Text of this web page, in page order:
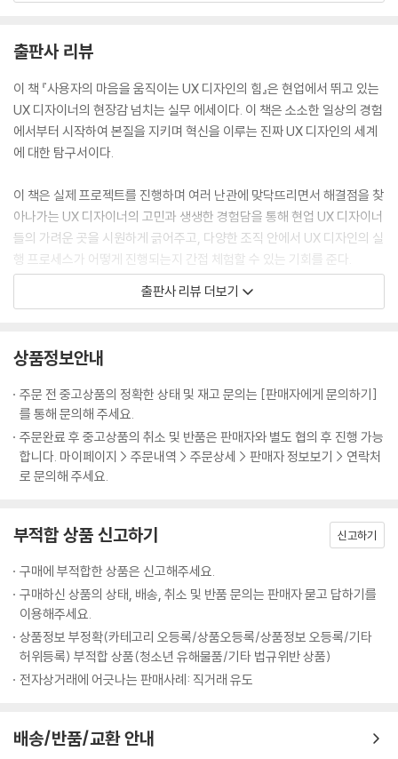
6 직관적 사고와 자극 : 브레인스토밍을 위한 핵심 노하우
8 경험을 디자인한다는 건 결국 라이프 사이클을 설계하는 일
[이것이 UX 디자인이다] 파손율 감소를 가져온 기발한 포장상자
리고 대기업
1 스페셜리스트가 될 것이냐, 제너럴리스트가 될 것이냐
2 프로젝트 매니저가 갖춰야할 리더십
3 3년차, 5년차의 고민과 갈등
4 대박의 꿈과 성공에 대한 압박 : 스타트업
6 글로벌 제품에 대한 자부심, 그리고 전 세계 사용자들의 시선
에필로그 ｜ 경험 디자인을 내 삶에 적용할 때 얻게 되는 것들
이 책에는 내가 실전에서 터득하고 배운 다양한 이야기가 담겨있다. UX 디
자이너의 프로젝트 경험담, 일상에서 발견한 소소한 경험 디자인의 사례
들, 초보 디자이너의 좌충우돌 성장기로, 현업에 있는 디자이너들에게는
가려운 곳을 시원하게 긁어줄 수 있는 이야기를 담아내고자 했다.
또한 디자이너가 아닌 이들에게는 일상 속에 숨어있는 사용자 경험 디자인
라도 필요한 일이다. 이 책을 통하여 디자이너가 아닌 이들도 경험 디자인
이 무엇인지 조금이나마 쉽게 이해하는 기회가 되길 바란다.
---p.7
우리 일상에서도 조금만 자세히 들여다보면 생활 속 작은 불편함을 개선한
사례들을 어렵지 않게 볼 수 있다. 샌드위치 포장지를 잘 뜯을 수 있게 테이
때 크레파스가 굴러 떨어지지 않도록 하는 삼각 크레파스 같은 것들 말이
감동적인 경험 디자인의 사례다. 이러한 것들은 거대한 프로젝트에서 시작
되지 않았다. 일상생활 속 작은 불편함을 해결하는 과정에서 탄생했다. 누
구나 할 수 있는 일이다.
---p.36
여기서 한 단계 더 진화한 방법이 등장했다. 바로 케첩 뚜껑을 용기 하단에
뚜껑의 크기는 더 넓어졌다. 케첩 용기가 바로 서 있도록 하기 위해서다. 이
제는 케첩의 양에 상관없이 뚜껑을 열자마자 ‘촤악~’하고 케첩을 뿌릴 수
있게 되었다. 참 간단하면서도 기발한 아이디어다. 케첩을 먹을 때마다 불
편해하던 일이 간단하게 해결됐다. 케첩 용기를 뒤집어 놓는 것까지는 생
각했는데, 용기 하단에 뚜껑을 만들 생각은 왜 못했을까?
일반적으로 뚜껑은 용기 상단에 달려있다. 그런데 정말 용기 상단에만 달
호하기 위해 겉에 씌우는 물건을 말한다. 중요한 건 위치가 아니다. 내용물
출판사 리뷰
이 책 『사용자의 마음을 움직이는 UX 디자인의 힘』은 현업에서 뛰고 있는
UX 디자이너의 현장감 넘치는 실무 에세이다. 이 책은 소소한 일상의 경험
에서부터 시작하여 본질을 지키며 혁신을 이루는 진짜 UX 디자인의 세계
에 대한 탐구서이다.
이 책은 실제 프로젝트를 진행하며 여러 난관에 맞닥뜨리면서 해결점을 찾
아나가는 UX 디자이너의 고민과 생생한 경험담을 통해 현업 UX 디자이너
들의 가려운 곳을 시원하게 긁어주고, 다양한 조직 안에서 UX 디자인의 실
행 프로세스가 어떻게 진행되는지 간접 체험할 수 있는 기회를 준다.
장래에 UX 디자이너를 꿈꾸는 이들이라면 이 책을 읽으면서 아마도 진로
타트업과 대기업으로 조직을 이동하며 다양한 이력으로 이어진다. 그 과정
에서 조직에 따른 장단점과 프로젝트 방법론, 디자이너로서 고민하고 집중
하고 준비해야 할 것이 무엇인지에 대해서 마치 학교 선배가 맥주집에서
무용담을 이야기해 주듯이 재미있게 풀어준다.
소비자의 니즈에 대해서 탐구하고 있거나, 신제품 개발에 열중하거나, 창
하기가 쉽지 않은 분야다. UX란 User eXperience(사용자 경험)의 약자
쉽게 느껴지기도 하지만 사용자의 경험을 디자인한다는 것이 구체적으로
무슨 뜻인지 모르겠다는 이들도 아직 많다. 저자는 UX 디자이너로서의 일
상을 소소하게 풀어내면서 주변에서 발견할 수 있는 경험 디자인의 사례들
을 통해 이 개념을 알기 쉽게 설명해주고 있다.
이 책 『사용자의 마음을 움직이는 UX 디자인의 힘』은 인플루언서를 꿈꾸
장에 있다. 빅 히트 제품의 아이디어 역시 궁극적으로는 소비자의 욕구가
분출되는 현장에 그 해답이 숨어 있다. UX 디자인은 바로 소비자의 마음을
출판사 리뷰 더보기
상품정보안내
주문 전 중고상품의 정확한 상태 및 재고 문의는 [판매자에게 문의하기]
를 통해 문의해 주세요.
주문완료 후 중고상품의 취소 및 반품은 판매자와 별도 협의 후 진행 가능
합니다. 마이페이지 > 주문내역 > 주문상세 > 판매자 정보보기 > 연락처
로 문의해 주세요.
부적합 상품 신고하기 신고하기
구매에 부적합한 상품은 신고해주세요.
구매하신 상품의 상태, 배송, 취소 및 반품 문의는 판매자 묻고 답하기를
이용해주세요.
상품정보 부정확(카테고리 오등록/상품오등록/상품정보 오등록/기타
허위등록) 부적합 상품(청소년 유해물품/기타 법규위반 상품)
전자상거래에 어긋나는 판매사례: 직거래 유도
배송/반품/교환 안내